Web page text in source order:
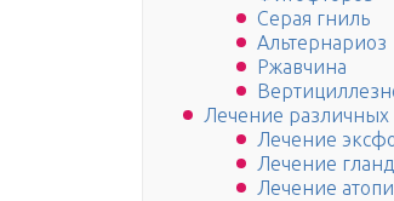
Серая гниль
Альтернариоз
Ржавчина
Лечение различных
Лечение
Лечение
Лечение